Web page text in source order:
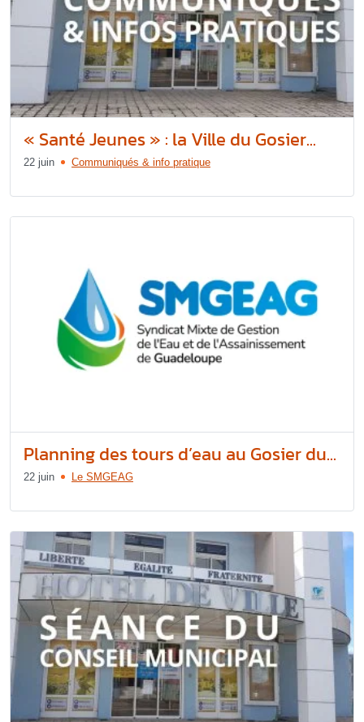
« Santé Jeunes » : la Ville du Gosier...
22 juin Communiqués & info pratique
Planning des tours d’eau au Gosier du...
22 juin Le SMGEAG